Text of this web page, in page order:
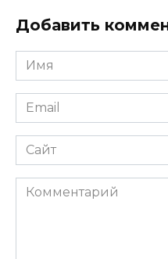
Добавить
Имя
*
Email
*
Сайт
Комментарий